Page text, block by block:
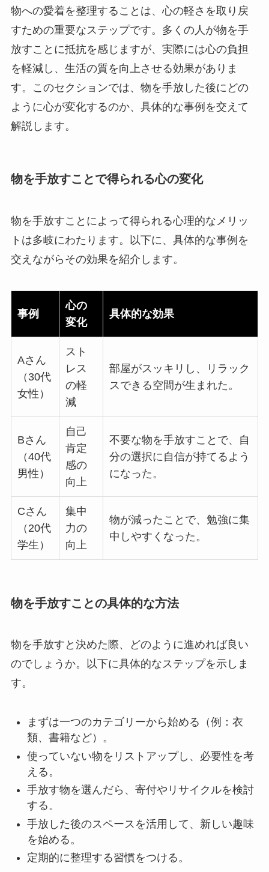
物への愛着を整理することは、心の軽さを取り戻
すための重要なステップです。多くの人が物を手
放すことに抵抗を感じますが、実際には心の負担
を軽減し、生活の質を向上させる効果がありま
す。このセクションでは、物を手放した後にどの
ように心が変化するのか、具体的な事例を交えて
解説します。
物を手放すことで得られる心の変化
物を手放すことによって得られる心理的なメリッ
トは多岐にわたります。以下に、具体的な事例を
交えながらその効果を紹介します。
事例
心の
変化
具体的な効果
Aさん
（30代
女性）
スト
レス
の軽
減
部屋がスッキリし、リラック
スできる空間が生まれた。
Bさん
（40代
男性）
自己
肯定
感の
向上
不要な物を手放すことで、自
分の選択に自信が持てるよう
になった。
Cさん
（20代
学生）
集中
力の
向上
物が減ったことで、勉強に集
中しやすくなった。
物を手放すことの具体的な方法
物を手放すと決めた際、どのように進めれば良い
のでしょうか。以下に具体的なステップを示しま
す。
まずは一つのカテゴリーから始める（例：衣
類、書籍など）。
使っていない物をリストアップし、必要性を考
える。
手放す物を選んだら、寄付やリサイクルを検討
する。
手放した後のスペースを活用して、新しい趣味
を始める。
定期的に整理する習慣をつける。